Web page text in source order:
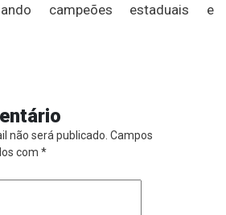
campeões estaduais e
não será publicado. Campos
com *